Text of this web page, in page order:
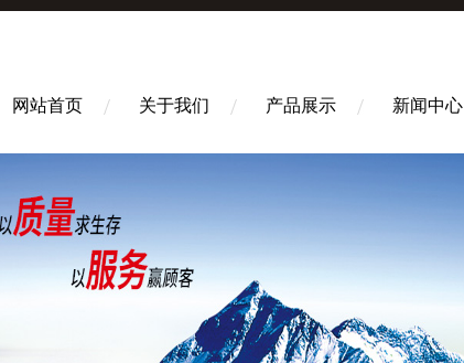
网站首页 关于我们 产品展示 新闻中心